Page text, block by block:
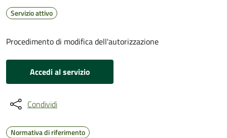
Servizio attivo
Procedimento di modifica dell'autorizzazione
Accedi al servizio
Condividi
Normativa di riferimento